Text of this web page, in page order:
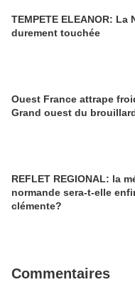
TEMPETE ELEANOR: La
durement touchée
Ouest France attrape
Grand ouest du
REFLET REGIONAL: la
normande sera-t-elle
clémente?
Commentaires